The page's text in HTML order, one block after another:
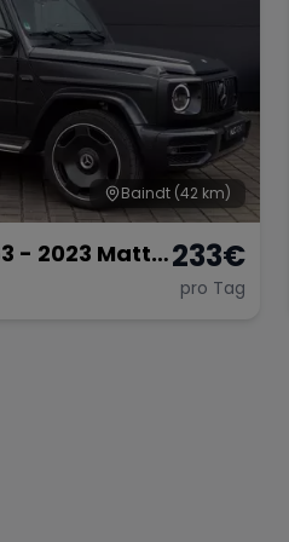
Baindt (42 km)
- 2023 Matt
233€
pro Tag